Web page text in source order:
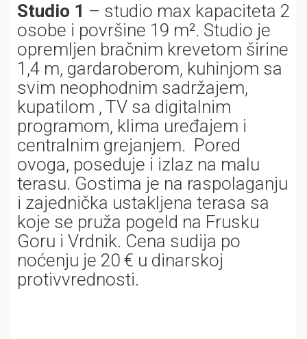
Studio 1 – studio max kapaciteta 2
osobe i površine 19 m². Studio je
opremljen bračnim krevetom širine
1,4 m, gardaroberom, kuhinjom sa
svim neophodnim sadržajem,
kupatilom , TV sa digitalnim
programom, klima uređajem i
centralnim grejanjem. Pored
ovoga, poseduje i izlaz na malu
terasu. Gostima je na raspolaganju
i zajednička ustakljena terasa sa
koje se pruža pogeld na Frusku
Goru i Vrdnik. Cena sudija po
noćenju je 20 € u dinarskoj
protivvrednosti.